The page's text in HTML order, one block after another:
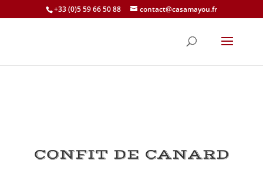
+33 (0)5 59 66 50 88 contact@casamayou.fr
CONFIT DE CANARD